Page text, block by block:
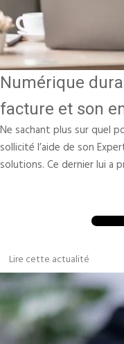
Numérique
facture et son
Ne sachant plus sur quel
sollicité l’aide de son
solutions. Ce dernier lui a
Lire cette actualité